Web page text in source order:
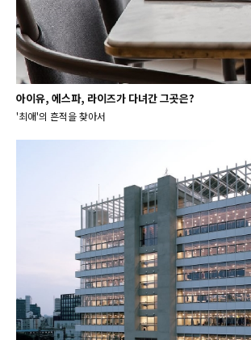
아이유, 에스파, 라이즈가 다녀간 그곳은?
'최애'의 흔적을 찾아서